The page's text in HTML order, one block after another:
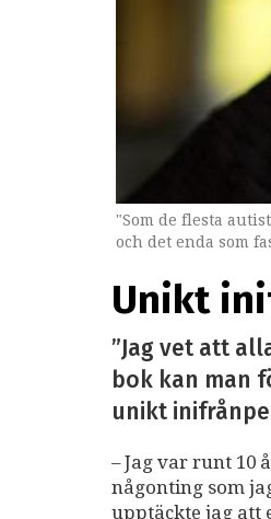
"Som de flesta
och det enda som
Unikt
”Jag vet att
bok kan man
unikt
– Jag var runt 10
någonting som
upptäckte jag att